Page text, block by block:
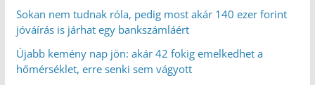
Sokan nem tudnak róla, pedig most akár 140 ezer forint
jóváírás is járhat egy bankszámláért
Újabb kemény nap jön: akár 42 fokig emelkedhet a
hőmérséklet, erre senki sem vágyott